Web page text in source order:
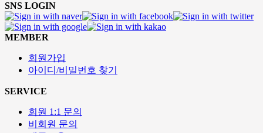
SNS LOGIN
MEMBER
회원가입
아이디/비밀번호 찾기
SERVICE
회원 1:1 문의
비회원 문의